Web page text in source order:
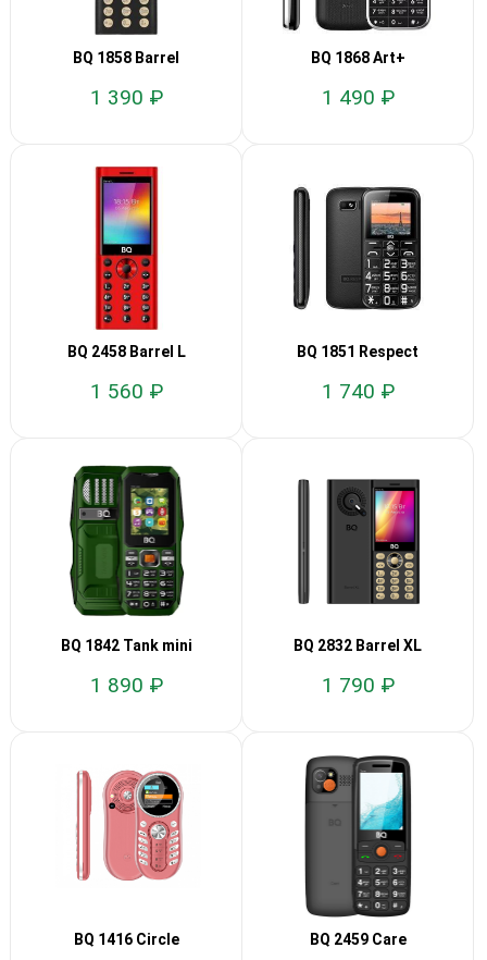
BQ 1858 Barrel
1 390 ₽
BQ 1868 Art+
1 490 ₽
BQ 2458 Barrel L
1 560 ₽
BQ 1851 Respect
1 740 ₽
BQ 1842 Tank mini
1 890 ₽
BQ 2832 Barrel XL
1 790 ₽
BQ 1416 Circle BQ 2459 Care